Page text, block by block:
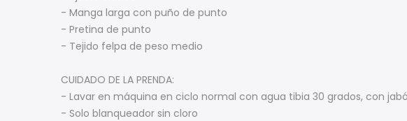
- Manga larga con puño de punto
- Pretina de punto
- Tejido felpa de peso medio
CUIDADO DE LA PRENDA:
- Lavar en máquina en ciclo normal con agua tibia 30 grados, con
- Solo blanqueador sin cloro